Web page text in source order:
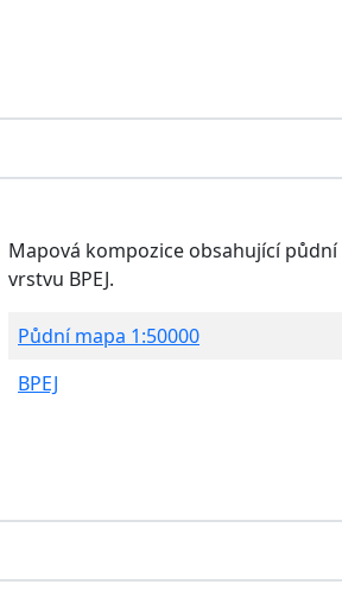
Mapová kompozice obsahující půdní
vrstvu BPEJ.
Půdní mapa 1:50000
BPEJ